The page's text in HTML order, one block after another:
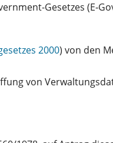
Gesetzes
2000) von den
von